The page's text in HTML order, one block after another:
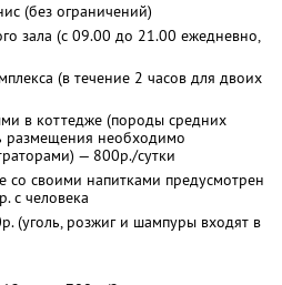
(без ограничений)
зала (с 09.00 до 21.00 ежедневно,
(в течение 2 часов для двоих
в коттедже (породы средних
размещения необходимо
— 800р./сутки
со своими напитками предусмотрен
с человека
(уголь, розжиг и шампуры входят в